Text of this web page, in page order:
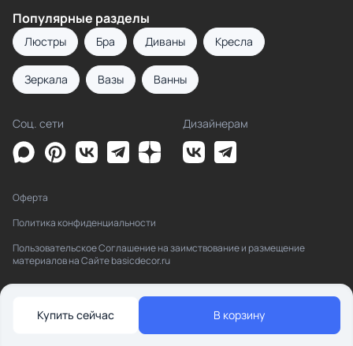
Купить сейчас В корзину
Популярные разделы
Люстры Бра Диваны Кресла
Зеркала Вазы Ванны
Соц. сети Дизайнерам
Оферта
Политика конфиденциальности
Пользовательское Соглашение на заимствование и размещение
материалов на Сайте basicdecor.ru